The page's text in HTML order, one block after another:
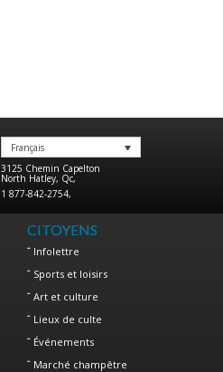
Français
3125 Chemin Capelton
North Hatley, Qc,
1 877-842-2754,
CITOYENS
Infolettre
Sports et loisirs
Art et culture
Lieux de culte
Événements
Marché champêtre